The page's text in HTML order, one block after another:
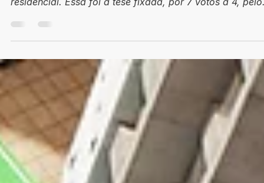
16 de mar. de 2022
1 min de leitura
Penhora de bem de família de fiador em
aluguel comercial é constitucional
É constitucional a penhora de bem de família
a fiador de contrato de locação, seja comercial, seja
residencial. Essa foi a tese fixada, por 7 votos a 4, pelo
Supremo Tribunal Federal em julgamento virtual
nesta terça-feira (8/3), sob o Tema 1.127 da
geral. Prevaleceu o entendimento do relator, ministro